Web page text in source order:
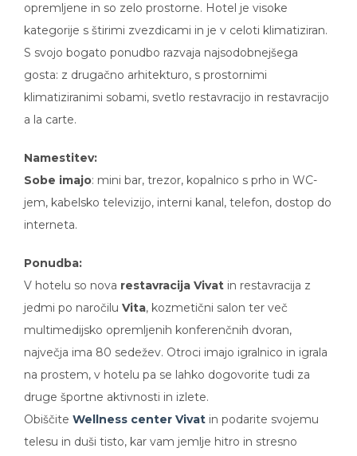
opremljene in so zelo prostorne. Hotel je visoke
kategorije s štirimi zvezdicami in je v celoti klimatiziran.
S svojo bogato ponudbo razvaja najsodobnejšega
gosta: z drugačno arhitekturo, s prostornimi
klimatiziranimi sobami, svetlo restavracijo in restavracijo
a la carte.
Namestitev:
Sobe imajo: mini bar, trezor, kopalnico s prho in WC-
jem, kabelsko televizijo, interni kanal, telefon, dostop do
interneta.
Ponudba:
V hotelu so nova restavracija Vivat in restavracija z
jedmi po naročilu Vita, kozmetični salon ter več
multimedijsko opremljenih konferenčnih dvoran,
največja ima 80 sedežev. Otroci imajo igralnico in igrala
na prostem, v hotelu pa se lahko dogovorite tudi za
druge športne aktivnosti in izlete.
Obiščite Wellness center Vivat in podarite svojemu
telesu in duši tisto, kar vam jemlje hitro in stresno